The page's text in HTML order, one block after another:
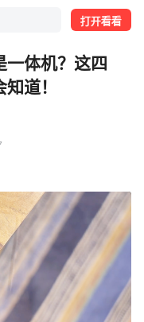
打开看看
一体机？这四
道！